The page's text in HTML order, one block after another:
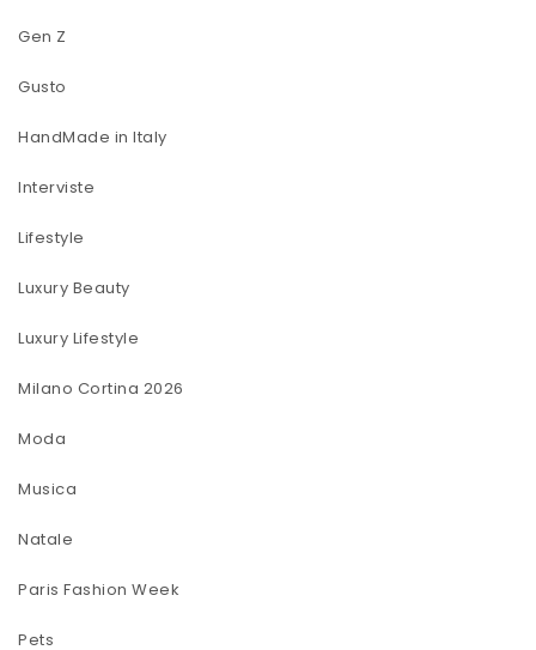
Gen Z
Gusto
HandMade in Italy
Interviste
Lifestyle
Luxury Beauty
Luxury Lifestyle
Milano Cortina 2026
Moda
Musica
Natale
Paris Fashion Week
Pets